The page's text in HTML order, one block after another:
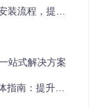
装选项。这些不
帮助用户快速理
提升工作效率
站式解决方案
系统使用体验